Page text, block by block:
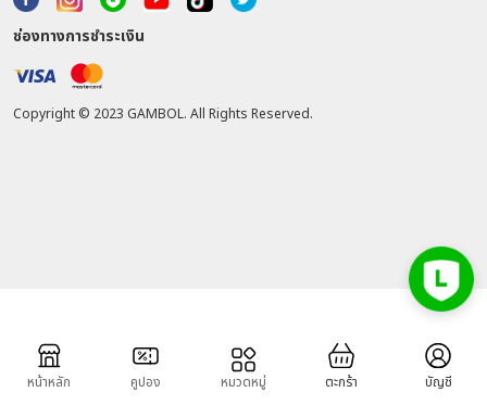
ช่องทางการชำระเงิน
Copyright © 2023 GAMBOL. All Rights Reserved.
หน้าหลัก คูปอง หมวดหมู่ ตะกร้า บัญชี